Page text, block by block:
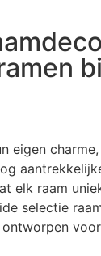
eigen
elk raam
selectie